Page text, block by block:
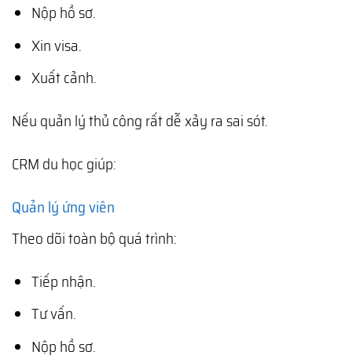
Nộp hồ sơ.
Xin visa.
Xuất cảnh.
Nếu quản lý thủ công rất dễ xảy ra sai sót.
CRM du học giúp:
Quản lý ứng viên
Theo dõi toàn bộ quá trình:
Tiếp nhận.
Tư vấn.
Nộp hồ sơ.